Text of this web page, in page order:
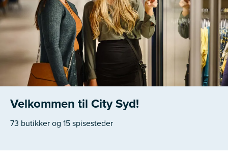
Velkommen til City Syd!
73 butikker og 15 spisesteder